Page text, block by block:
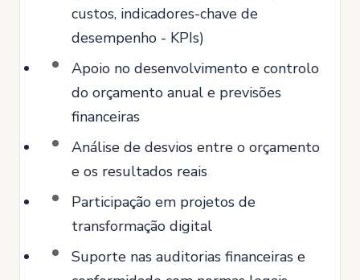
custos, indicadores-chave de
desempenho - KPIs)
Apoio no desenvolvimento e controlo
do orçamento anual e previsões
financeiras
Análise de desvios entre o orçamento
e os resultados reais
Participação em projetos de
transformação digital
Suporte nas auditorias financeiras e